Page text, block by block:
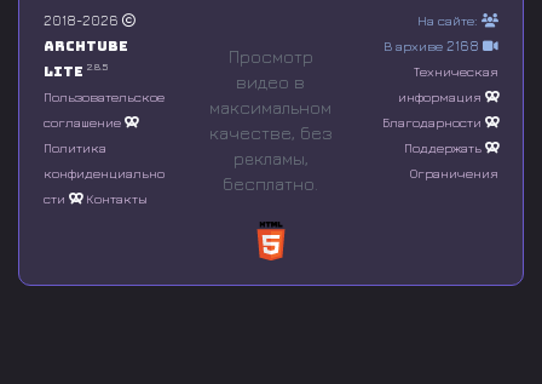
o
f
0
s
o
n
d
2018-2026
Archtube
Lite 2.8.5
Пользовательское
соглашение
Политика
конфиденциально
сти
Контакты
Просмотр
видео в
максимальном
качестве, без
рeкламы,
бесплатно.
На сайте:
В архиве 2168
Техническая
информация
Благодарности
Поддержать
Ограничения